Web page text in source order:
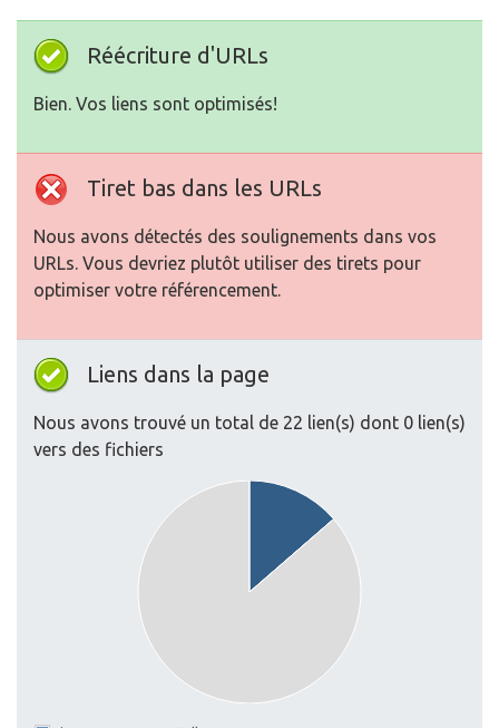
Réécriture d'URLs
Bien. Vos liens sont optimisés!
Tiret bas dans les URLs
Nous avons détectés des soulignements dans vos
URLs. Vous devriez plutôt utiliser des tirets pour
optimiser votre référencement.
Liens dans la page
Nous avons trouvé un total de 22 lien(s) dont 0 lien(s)
vers des fichiers